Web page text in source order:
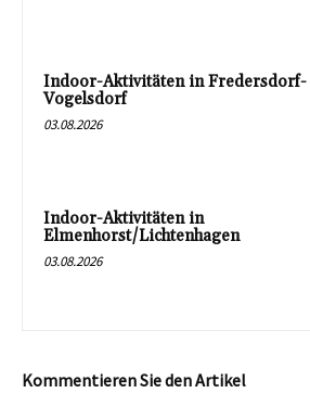
Indoor-Aktivitäten in Fredersdorf-
Vogelsdorf
03.08.2026
Indoor-Aktivitäten in
Elmenhorst/Lichtenhagen
03.08.2026
Kommentieren Sie den Artikel